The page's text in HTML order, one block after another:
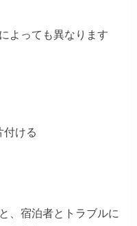
よっても異なります
付ける
、宿泊者とトラブルに